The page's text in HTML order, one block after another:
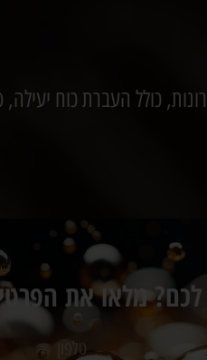
כולל העברת כוח יעילה,
מלאו את